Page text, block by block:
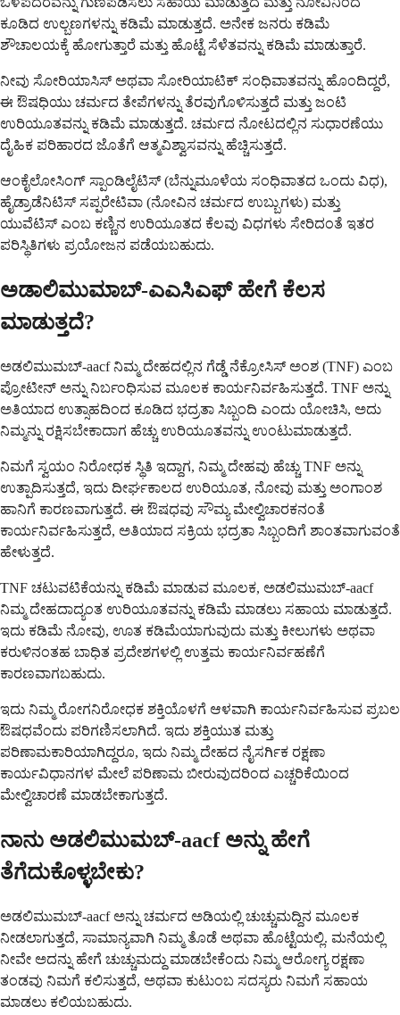
ಕೂಡಿದ ಉಲ್ಬಣಗಳನ್ನು ಕಡಿಮೆ ಮಾಡುತ್ತದೆ. ಅನೇಕ ಜನರು ಕಡಿಮೆ
ಶೌಚಾಲಯಕ್ಕೆ ಹೋಗುತ್ತಾರೆ ಮತ್ತು ಹೊಟ್ಟೆ ಸೆಳೆತವನ್ನು ಕಡಿಮೆ ಮಾಡುತ್ತಾರೆ.
ನೀವು ಸೋರಿಯಾಸಿಸ್ ಅಥವಾ ಸೋರಿಯಾಟಿಕ್ ಸಂಧಿವಾತವನ್ನು ಹೊಂದಿದ್ದರೆ,
ಈ ಔಷಧಿಯು ಚರ್ಮದ ತೇಪೆಗಳನ್ನು ತೆರವುಗೊಳಿಸುತ್ತದೆ ಮತ್ತು ಜಂಟಿ
ಉರಿಯೂತವನ್ನು ಕಡಿಮೆ ಮಾಡುತ್ತದೆ. ಚರ್ಮದ ನೋಟದಲ್ಲಿನ ಸುಧಾರಣೆಯು
ದೈಹಿಕ ಪರಿಹಾರದ ಜೊತೆಗೆ ಆತ್ಮವಿಶ್ವಾಸವನ್ನು ಹೆಚ್ಚಿಸುತ್ತದೆ.
ಆಂಕೈಲೋಸಿಂಗ್ ಸ್ಪಾಂಡಿಲೈಟಿಸ್ (ಬೆನ್ನುಮೂಳೆಯ ಸಂಧಿವಾತದ ಒಂದು ವಿಧ),
ಹೈಡ್ರಾಡೆನಿಟಿಸ್ ಸಪ್ಪರೇಟಿವಾ (ನೋವಿನ ಚರ್ಮದ ಉಬ್ಬುಗಳು) ಮತ್ತು
ಯುವೆಟಿಸ್ ಎಂಬ ಕಣ್ಣಿನ ಉರಿಯೂತದ ಕೆಲವು ವಿಧಗಳು ಸೇರಿದಂತೆ ಇತರ
ಪರಿಸ್ಥಿತಿಗಳು ಪ್ರಯೋಜನ ಪಡೆಯಬಹುದು.
ಅಡಾಲಿಮುಮಾಬ್-ಎಎಸಿಎಫ್ ಹೇಗೆ ಕೆಲಸ
ಮಾಡುತ್ತದೆ?
ಅಡಲಿಮುಮಬ್-aacf ನಿಮ್ಮ ದೇಹದಲ್ಲಿನ ಗೆಡ್ಡೆ ನೆಕ್ರೋಸಿಸ್ ಅಂಶ (TNF) ಎಂಬ
ಪ್ರೋಟೀನ್ ಅನ್ನು ನಿರ್ಬಂಧಿಸುವ ಮೂಲಕ ಕಾರ್ಯನಿರ್ವಹಿಸುತ್ತದೆ. TNF ಅನ್ನು
ಅತಿಯಾದ ಉತ್ಸಾಹದಿಂದ ಕೂಡಿದ ಭದ್ರತಾ ಸಿಬ್ಬಂದಿ ಎಂದು ಯೋಚಿಸಿ, ಅದು
ನಿಮ್ಮನ್ನು ರಕ್ಷಿಸಬೇಕಾದಾಗ ಹೆಚ್ಚು ಉರಿಯೂತವನ್ನು ಉಂಟುಮಾಡುತ್ತದೆ.
ನಿಮಗೆ ಸ್ವಯಂ ನಿರೋಧಕ ಸ್ಥಿತಿ ಇದ್ದಾಗ, ನಿಮ್ಮ ದೇಹವು ಹೆಚ್ಚು TNF ಅನ್ನು
ಉತ್ಪಾದಿಸುತ್ತದೆ, ಇದು ದೀರ್ಘಕಾಲದ ಉರಿಯೂತ, ನೋವು ಮತ್ತು ಅಂಗಾಂಶ
ಹಾನಿಗೆ ಕಾರಣವಾಗುತ್ತದೆ. ಈ ಔಷಧವು ಸೌಮ್ಯ ಮೇಲ್ವಿಚಾರಕನಂತೆ
ಕಾರ್ಯನಿರ್ವಹಿಸುತ್ತದೆ, ಅತಿಯಾದ ಸಕ್ರಿಯ ಭದ್ರತಾ ಸಿಬ್ಬಂದಿಗೆ ಶಾಂತವಾಗುವಂತೆ
ಹೇಳುತ್ತದೆ.
TNF ಚಟುವಟಿಕೆಯನ್ನು ಕಡಿಮೆ ಮಾಡುವ ಮೂಲಕ, ಅಡಲಿಮುಮಬ್-aacf
ನಿಮ್ಮ ದೇಹದಾದ್ಯಂತ ಉರಿಯೂತವನ್ನು ಕಡಿಮೆ ಮಾಡಲು ಸಹಾಯ ಮಾಡುತ್ತದೆ.
ಇದು ಕಡಿಮೆ ನೋವು, ಊತ ಕಡಿಮೆಯಾಗುವುದು ಮತ್ತು ಕೀಲುಗಳು ಅಥವಾ
ಕರುಳಿನಂತಹ ಬಾಧಿತ ಪ್ರದೇಶಗಳಲ್ಲಿ ಉತ್ತಮ ಕಾರ್ಯನಿರ್ವಹಣೆಗೆ
ಕಾರಣವಾಗಬಹುದು.
ಇದು ನಿಮ್ಮ ರೋಗನಿರೋಧಕ ಶಕ್ತಿಯೊಳಗೆ ಆಳವಾಗಿ ಕಾರ್ಯನಿರ್ವಹಿಸುವ ಪ್ರಬಲ
ಔಷಧವೆಂದು ಪರಿಗಣಿಸಲಾಗಿದೆ. ಇದು ಶಕ್ತಿಯುತ ಮತ್ತು
ಪರಿಣಾಮಕಾರಿಯಾಗಿದ್ದರೂ, ಇದು ನಿಮ್ಮ ದೇಹದ ನೈಸರ್ಗಿಕ ರಕ್ಷಣಾ
ಕಾರ್ಯವಿಧಾನಗಳ ಮೇಲೆ ಪರಿಣಾಮ ಬೀರುವುದರಿಂದ ಎಚ್ಚರಿಕೆಯಿಂದ
ಮೇಲ್ವಿಚಾರಣೆ ಮಾಡಬೇಕಾಗುತ್ತದೆ.
ನಾನು ಅಡಲಿಮುಮಬ್-aacf ಅನ್ನು ಹೇಗೆ
ತೆಗೆದುಕೊಳ್ಳಬೇಕು?
ಅಡಲಿಮುಮಬ್-aacf ಅನ್ನು ಚರ್ಮದ ಅಡಿಯಲ್ಲಿ ಚುಚ್ಚುಮದ್ದಿನ ಮೂಲಕ
ನೀಡಲಾಗುತ್ತದೆ, ಸಾಮಾನ್ಯವಾಗಿ ನಿಮ್ಮ ತೊಡೆ ಅಥವಾ ಹೊಟ್ಟೆಯಲ್ಲಿ. ಮನೆಯಲ್ಲಿ
ನೀವೇ ಅದನ್ನು ಹೇಗೆ ಚುಚ್ಚುಮದ್ದು ಮಾಡಬೇಕೆಂದು ನಿಮ್ಮ ಆರೋಗ್ಯ ರಕ್ಷಣಾ
ತಂಡವು ನಿಮಗೆ ಕಲಿಸುತ್ತದೆ, ಅಥವಾ ಕುಟುಂಬ ಸದಸ್ಯರು ನಿಮಗೆ ಸಹಾಯ
ಮಾಡಲು ಕಲಿಯಬಹುದು.